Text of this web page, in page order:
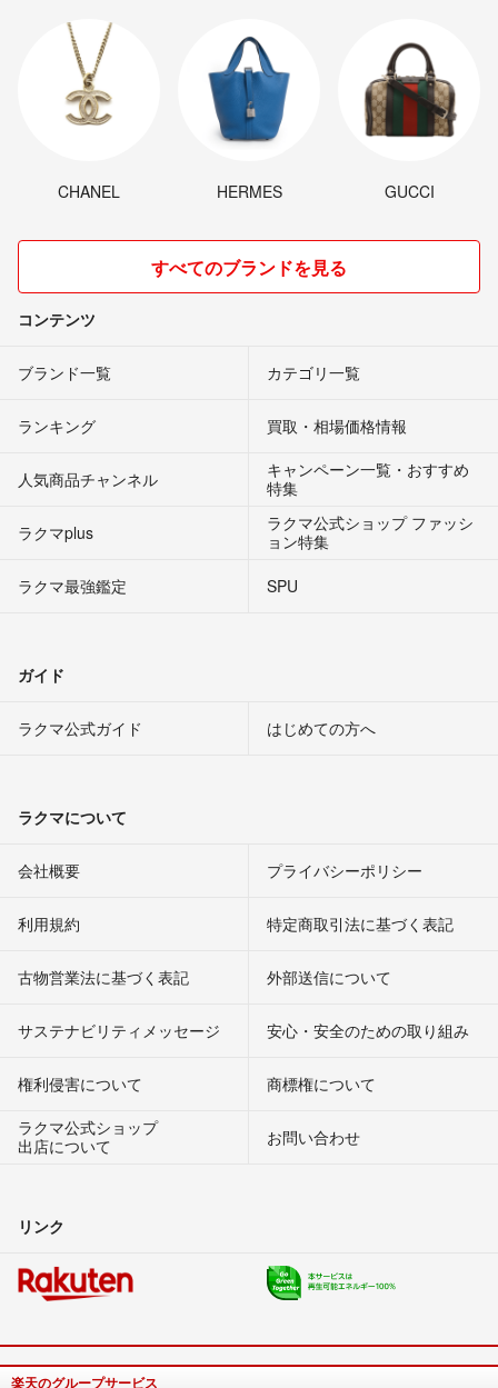
CHANEL HERMES GUCCI
すべてのブランドを見る
コンテンツ
ブランド一覧 カテゴリ一覧
ランキング 買取・相場価格情報
人気商品チャンネル
キャンペーン一覧・おすすめ
特集
ラクマplus
ラクマ公式ショップ ファッシ
ョン特集
ラクマ最強鑑定
SPU
ガイド
ラクマ公式ガイド はじめての方へ
ラクマについて
会社概要 プライバシーポリシー
利用規約 特定商取引法に基づく表記
古物営業法に基づく表記 外部送信について
サステナビリティメッセージ 安心・安全のための取り組み
権利侵害について
商標権について
ラクマ公式ショップ
出店について
お問い合わせ
リンク
楽天のグループサービス